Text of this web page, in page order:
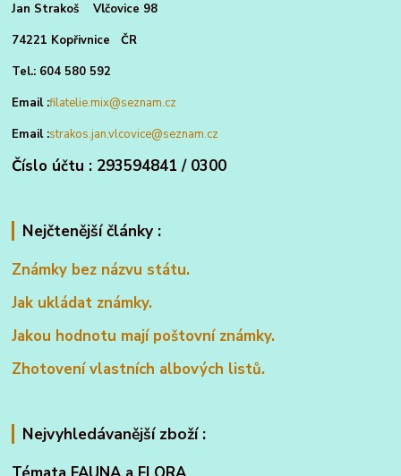
Jan Strakoš Vlčovice 98
74221 Kopřivnice ČR
Tel.: 604 580 592
Email :filatelie.mix@seznam.cz
Email :strakos.jan.vlcovice@seznam.cz
Číslo účtu : 293594841 / 0300
Nejčtenější články :
Známky bez názvu státu.
Jak ukládat známky.
Jakou hodnotu mají poštovní známky.
Zhotovení vlastních albových listů.
Nejvyhledávanější zboží :